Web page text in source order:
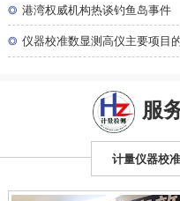
◎ 港湾权威机构热谈钓鱼岛事件
◎ 仪器校准数显测高仪主要项目
服
计量仪器校